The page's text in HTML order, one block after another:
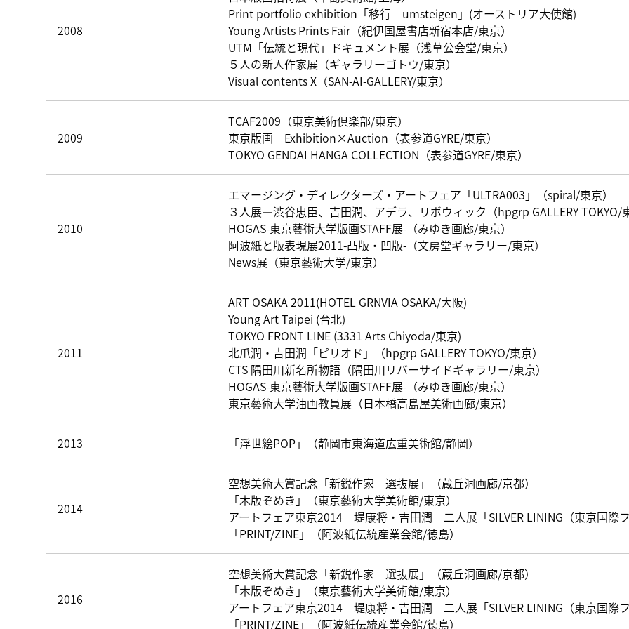
2008
Print portfolio exhibition「移行 umsteigen」(オーストリア大使館)
Young Artists Prints Fair（紀伊国屋書店新宿本店/東京）
UTM「伝統と現代」ドキュメント展（浅草公会堂/東京）
５人の新人作家展（ギャラリーゴトウ/東京）
Visual contents X（SAN-AI-GALLERY/東京）
2009
TCAF2009（東京美術倶楽部/東京）
東京版画 Exhibition×Auction（表参道GYRE/東京）
TOKYO GENDAI HANGA COLLECTION（表参道GYRE/東京）
2010
エマージング・ディレクターズ・アートフェア「ULTRA003」（spiral/東京）
３人展―渋谷忠臣、吉田潤、アデラ、リボウィック（hpgrp GALLERY TOKYO/
HOGAS-東京藝術大学版画STAFF展-（みゆき画廊/東京）
阿波紙と版表現展2011-凸版・凹版-（文房堂ギャラリー/東京）
News展（東京藝術大学/東京）
2011
ART OSAKA 2011(HOTEL GRNVIA OSAKA/大阪)
Young Art Taipei (台北)
TOKYO FRONT LINE (3331 Arts Chiyoda/東京)
北爪潤・吉田潤「ピリオド」（hpgrp GALLERY TOKYO/東京）
CTS 隅田川新名所物語（隅田川リバーサイドギャラリー/東京）
HOGAS-東京藝術大学版画STAFF展-（みゆき画廊/東京）
東京藝術大学油画教員展（日本橋高島屋美術画廊/東京）
2013 「浮世絵POP」（静岡市東海道広重美術館/静岡）
2014
空想美術大賞記念「新鋭作家 選抜展」（蔵丘洞画廊/京都）
「木版ぞめき」（東京藝術大学美術館/東京）
アートフェア東京2014 堤康将・吉田潤 二人展「SILVER LINING（東京国
「PRINT/ZINE」（阿波紙伝統産業会館/徳島）
2016
空想美術大賞記念「新鋭作家 選抜展」（蔵丘洞画廊/京都）
「木版ぞめき」（東京藝術大学美術館/東京）
アートフェア東京2014 堤康将・吉田潤 二人展「SILVER LINING（東京国
「PRINT/ZINE」（阿波紙伝統産業会館/徳島）